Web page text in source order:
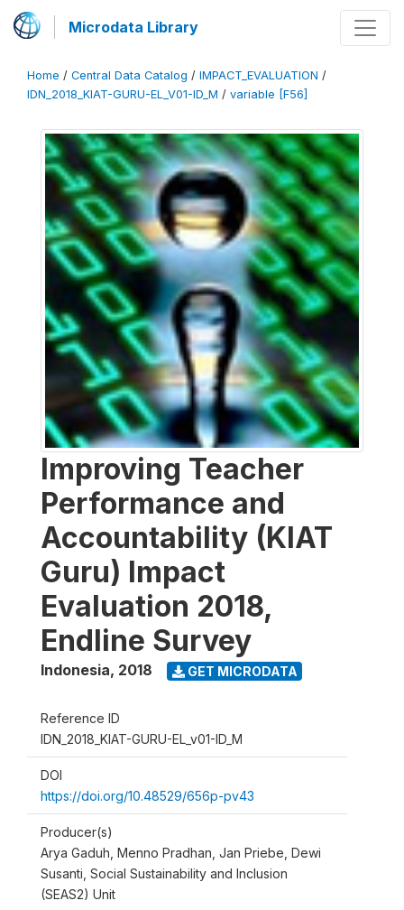
Microdata Library
Home / Central Data Catalog / IMPACT_EVALUATION /
IDN_2018_KIAT-GURU-EL_V01-ID_M / variable [F56]
Improving Teacher
Performance and
Accountability (KIAT
Guru) Impact
Evaluation 2018,
Endline Survey
Indonesia, 2018 GET MICRODATA
Reference ID
IDN_2018_KIAT-GURU-EL_v01-ID_M
DOI
https://doi.org/10.48529/656p-pv43
Producer(s)
Arya Gaduh, Menno Pradhan, Jan Priebe, Dewi
Susanti, Social Sustainability and Inclusion
(SEAS2) Unit